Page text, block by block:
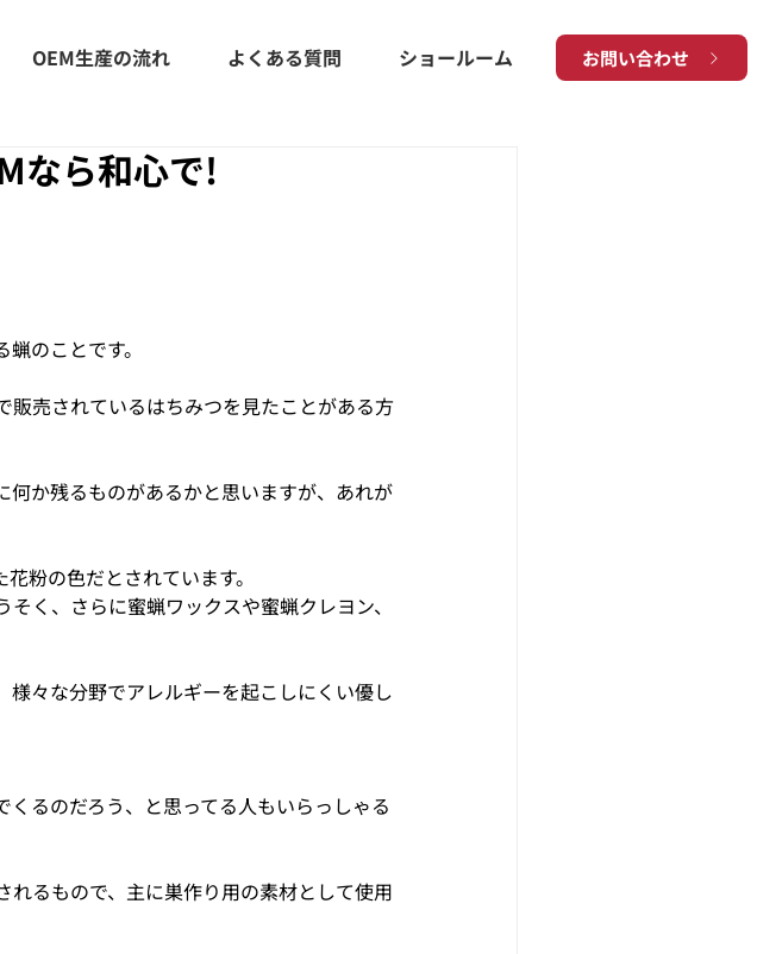
OEM生産の流れ よくある質問 ショールーム お問い合わせ
なら和心で!
のことです。
売されているはちみつを見たことがある方
か残るものがあるかと思いますが、あれが
粉の色だとされています。
く、さらに蜜蝋ワックスや蜜蝋クレヨン、
々な分野でアレルギーを起こしにくい優し
るのだろう、と思ってる人もいらっしゃる
るもので、主に巣作り用の素材として使用